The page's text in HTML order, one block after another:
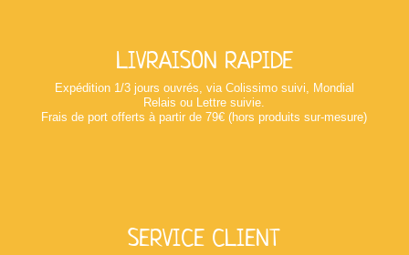
LIVRAISON RAPIDE
Expédition 1/3 jours ouvrés, via Colissimo suivi, Mondial
Relais ou Lettre suivie.
Frais de port offerts à partir de 79€ (hors produits sur-mesure)
SERVICE CLIENT